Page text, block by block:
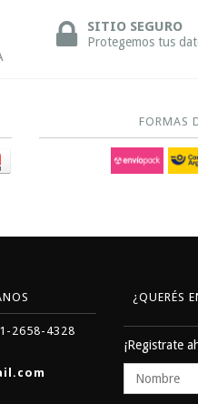
SITIO SEGURO
Protegemos tus
FORMAS
2658-4328
¿QUERÉS
¡Registrate